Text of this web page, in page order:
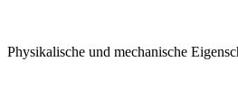
Physikalische und mechanische